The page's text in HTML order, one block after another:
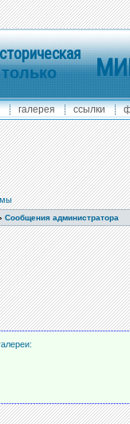
галерея ссылки
Сообщения администратора